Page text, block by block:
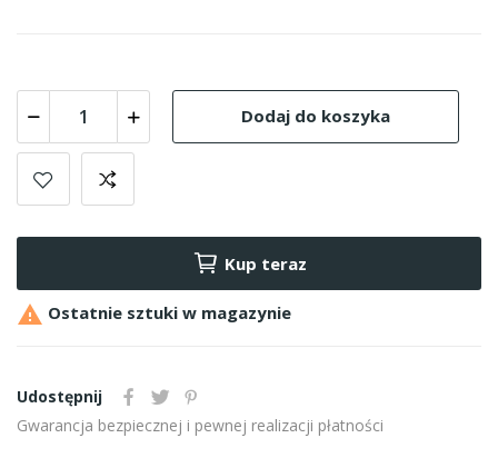
Dodaj do koszyka
Kup teraz
 Ostatnie sztuki w magazynie
Udostępnij
Gwarancja bezpiecznej i pewnej realizacji płatności